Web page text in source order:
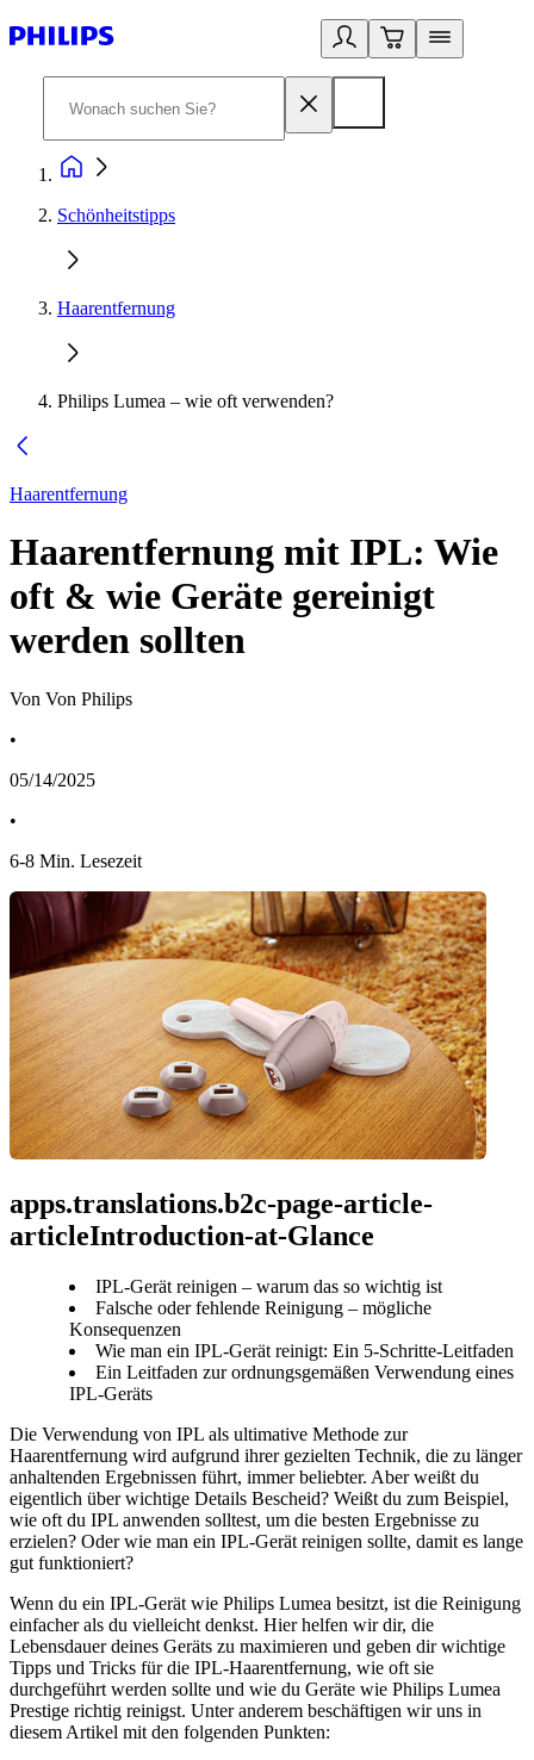
Schönheitstipps​
Haarentfernung
Philips Lumea – wie oft verwenden?
Haarentfernung
Haarentfernung mit IPL: Wie
oft & wie Geräte gereinigt
werden sollten
Von Von Philips
•
05/14/2025
•
6-8 Min. Lesezeit
apps.translations.b2c-page-article-
articleIntroduction-at-Glance
IPL-Gerät reinigen – warum das so wichtig ist
Falsche oder fehlende Reinigung – mögliche
Konsequenzen
Wie man ein IPL-Gerät reinigt: Ein 5-Schritte-Leitfaden
Ein Leitfaden zur ordnungsgemäßen Verwendung eines
IPL-Geräts
Die Verwendung von IPL als ultimative Methode zur
Haarentfernung wird aufgrund ihrer gezielten Technik, die zu länger
anhaltenden Ergebnissen führt, immer beliebter. Aber weißt du
eigentlich über wichtige Details Bescheid? Weißt du zum Beispiel,
wie oft du IPL anwenden solltest, um die besten Ergebnisse zu
erzielen? Oder wie man ein IPL-Gerät reinigen sollte, damit es lange
gut funktioniert?
Wenn du ein IPL-Gerät wie Philips Lumea besitzt, ist die Reinigung
einfacher als du vielleicht denkst. Hier helfen wir dir, die
Lebensdauer deines Geräts zu maximieren und geben dir wichtige
Tipps und Tricks für die IPL-Haarentfernung, wie oft sie
durchgeführt werden sollte und wie du Geräte wie Philips Lumea
Prestige richtig reinigst. Unter anderem beschäftigen wir uns in
diesem Artikel mit den folgenden Punkten: